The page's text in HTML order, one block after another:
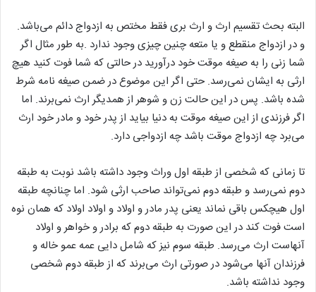
البته بحث تقسیم ارث و ارث بری فقط مختص به ازدواج دائم می‌باشد.
و در ازدواج منقطع و یا متعه چنین چیزی وجود ندارد .به طور مثال اگر
شما زنی را به صیغه موقت خود درآورید در حالتی که شما فوت کنید هیچ
ارثی به ایشان نمی‌رسد. حتی اگر این موضوع در ضمن صیغه نامه شرط
شده باشد. پس در این حالت زن و شوهر از همدیگر ارث نمی‌برند. اما
اگر فرزندی از این صیغه موقت به دنیا بیاید از پدر خود و مادر خود ارث
می‌برد چه ازدواج موقت باشد چه ازدواجی دارد.
تا زمانی که شخصی از طبقه اول وراث وجود داشته باشد نوبت به طبقه
دوم نمی‌رسد و طبقه دوم نمی‌تواند صاحب ارثی شود. اما چنانچه طبقه
اول هیچکس باقی نماند یعنی پدر مادر و اولاد و اولاد اولاد که همان نوه
است فوت کند در این صورت به طبقه دوم که برادر و خواهر و اولاد
آنهاست ارث می‌رسد. طبقه سوم نیز که شامل دایی عمه عمو خاله و
فرزندان آنها می‌شود در صورتی ارث می‌برند که از طبقه دوم شخصی
وجود نداشته باشد.